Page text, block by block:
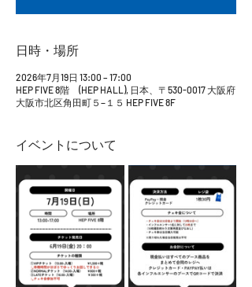
日時・場所
2026年7月19日 13:00 – 17:00
HEP FIVE 8階 (HEP HALL), 日本、〒530-0017 大阪府
大阪市北区角田町５−１５ HEP FIVE 8F
イベントについて